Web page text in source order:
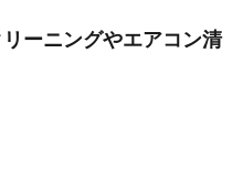
ーニングやエアコン清